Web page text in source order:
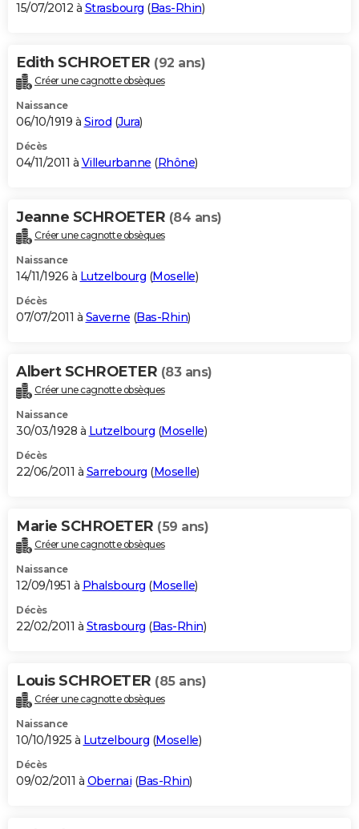
15/07/2012 à Strasbourg (Bas-Rhin)
Edith SCHROETER (92 ans)
Créer une cagnotte obsèques
Naissance
06/10/1919 à Sirod (Jura)
Décès
04/11/2011 à Villeurbanne (Rhône)
Jeanne SCHROETER (84 ans)
Créer une cagnotte obsèques
Naissance
14/11/1926 à Lutzelbourg (Moselle)
Décès
07/07/2011 à Saverne (Bas-Rhin)
Albert SCHROETER (83 ans)
Créer une cagnotte obsèques
Naissance
30/03/1928 à Lutzelbourg (Moselle)
Décès
22/06/2011 à Sarrebourg (Moselle)
Marie SCHROETER (59 ans)
Créer une cagnotte obsèques
Naissance
12/09/1951 à Phalsbourg (Moselle)
Décès
22/02/2011 à Strasbourg (Bas-Rhin)
Louis SCHROETER (85 ans)
Créer une cagnotte obsèques
Naissance
10/10/1925 à Lutzelbourg (Moselle)
Décès
09/02/2011 à Obernai (Bas-Rhin)